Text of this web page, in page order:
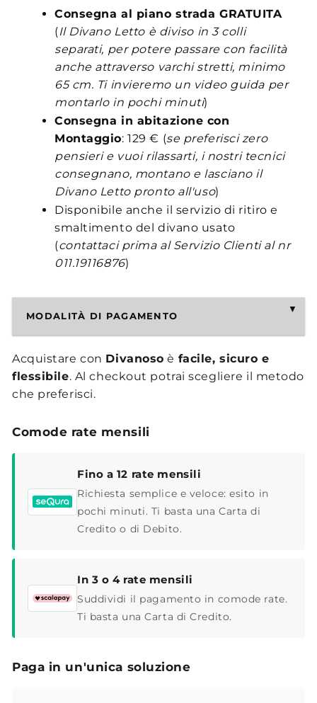
Consegna al piano strada GRATUITA
(Il Divano Letto è diviso in 3 colli
separati, per potere passare con facilità
anche attraverso varchi stretti, minimo
65 cm. Ti invieremo un video guida per
montarlo in pochi minuti)
Consegna in abitazione con
Montaggio: 129 € (se preferisci zero
pensieri e vuoi rilassarti, i nostri tecnici
consegnano, montano e lasciano il
Divano Letto pronto all'uso)
Disponibile anche il servizio di ritiro e
smaltimento del divano usato
(contattaci prima al Servizio Clienti al nr
011.19116876)
MODALITÀ DI PAGAMENTO
Acquistare con Divanoso è facile, sicuro e
flessibile. Al checkout potrai scegliere il metodo
che preferisci.
Comode rate mensili
Fino a 12 rate mensili
Richiesta semplice e veloce: esito in
pochi minuti. Ti basta una Carta di
Credito o di Debito.
In 3 o 4 rate mensili
Suddividi il pagamento in comode rate.
Ti basta una Carta di Credito.
Paga in un'unica soluzione